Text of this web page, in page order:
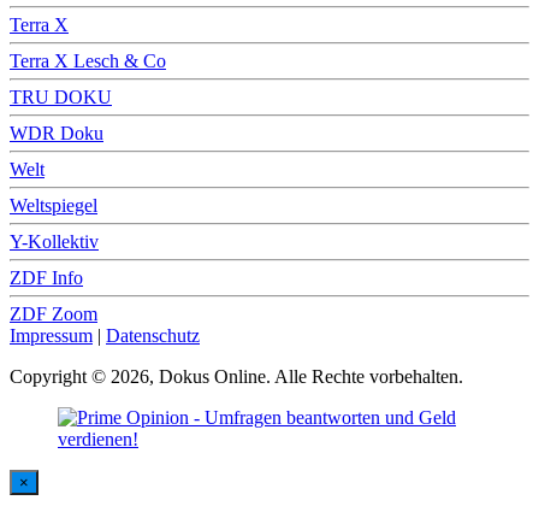
Terra X
Terra X Lesch & Co
TRU DOKU
WDR Doku
Welt
Weltspiegel
Y-Kollektiv
ZDF Info
ZDF Zoom
Impressum | Datenschutz
Copyright © 2026, Dokus Online. Alle Rechte vorbehalten.
×